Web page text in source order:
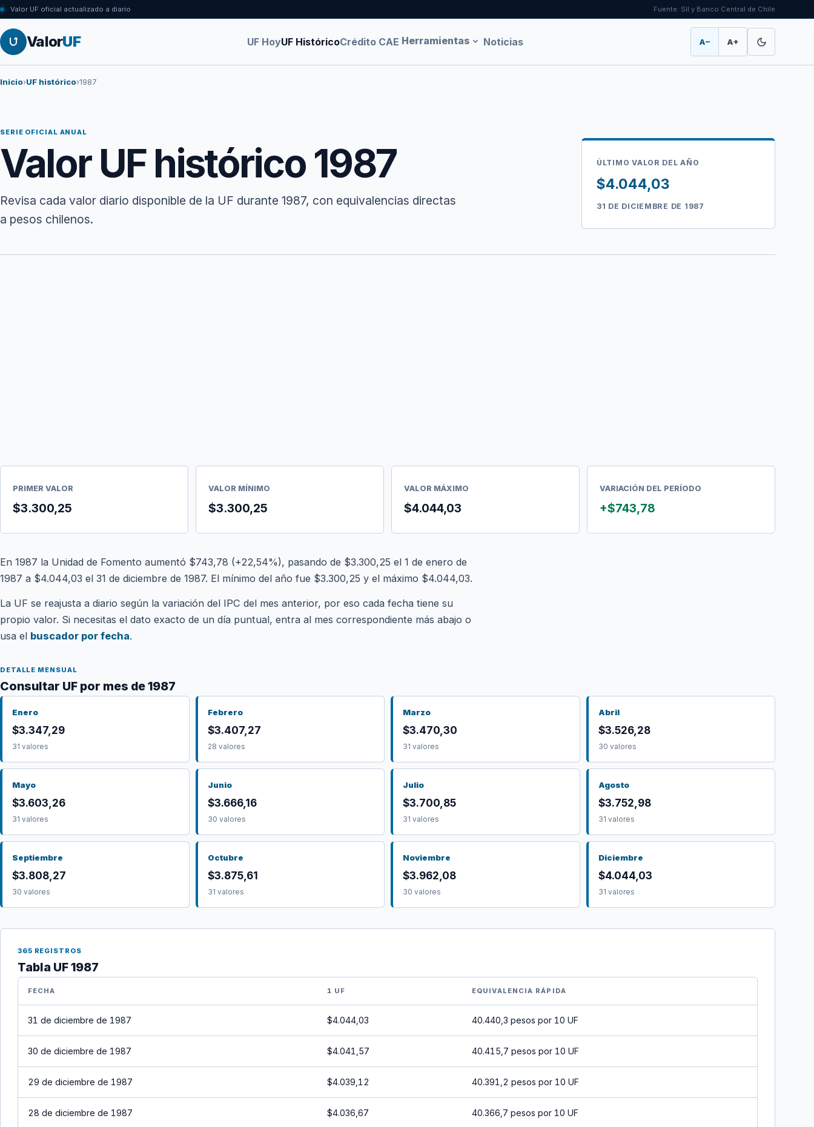
Valor UF oficial actualizado a diario Fuente: SII y Banco Central de Chile
ValorUF UF HoyUF HistóricoCrédito CAE Herramientas Noticias A− A+
Inicio›UF histórico›1987
SERIE OFICIAL ANUAL
Valor UF histórico 1987
Revisa cada valor diario disponible de la UF durante 1987, con equivalencias directas
a pesos chilenos.
ÚLTIMO VALOR DEL AÑO
$4.044,03
31 DE DICIEMBRE DE 1987
PRIMER VALOR
$3.300,25
VALOR MÍNIMO
$3.300,25
VALOR MÁXIMO
$4.044,03
VARIACIÓN DEL PERÍODO
+$743,78
En 1987 la Unidad de Fomento aumentó $743,78 (+22,54%), pasando de $3.300,25 el 1 de enero de
1987 a $4.044,03 el 31 de diciembre de 1987. El mínimo del año fue $3.300,25 y el máximo $4.044,03.
La UF se reajusta a diario según la variación del IPC del mes anterior, por eso cada fecha tiene su
propio valor. Si necesitas el dato exacto de un día puntual, entra al mes correspondiente más abajo o
usa el buscador por fecha.
DETALLE MENSUAL
Consultar UF por mes de 1987
Enero
$3.347,29
31 valores
Febrero
$3.407,27
28 valores
Marzo
$3.470,30
31 valores
Abril
$3.526,28
30 valores
Mayo
$3.603,26
31 valores
Junio
$3.666,16
30 valores
Julio
$3.700,85
31 valores
Agosto
$3.752,98
31 valores
Septiembre
$3.808,27
30 valores
Octubre
$3.875,61
31 valores
Noviembre
$3.962,08
30 valores
Diciembre
$4.044,03
31 valores
365 REGISTROS
Tabla UF 1987
FECHA 1 UF EQUIVALENCIA RÁPIDA
31 de diciembre de 1987 $4.044,03 40.440,3 pesos por 10 UF
30 de diciembre de 1987 $4.041,57 40.415,7 pesos por 10 UF
29 de diciembre de 1987 $4.039,12 40.391,2 pesos por 10 UF
28 de diciembre de 1987 $4.036,67 40.366,7 pesos por 10 UF